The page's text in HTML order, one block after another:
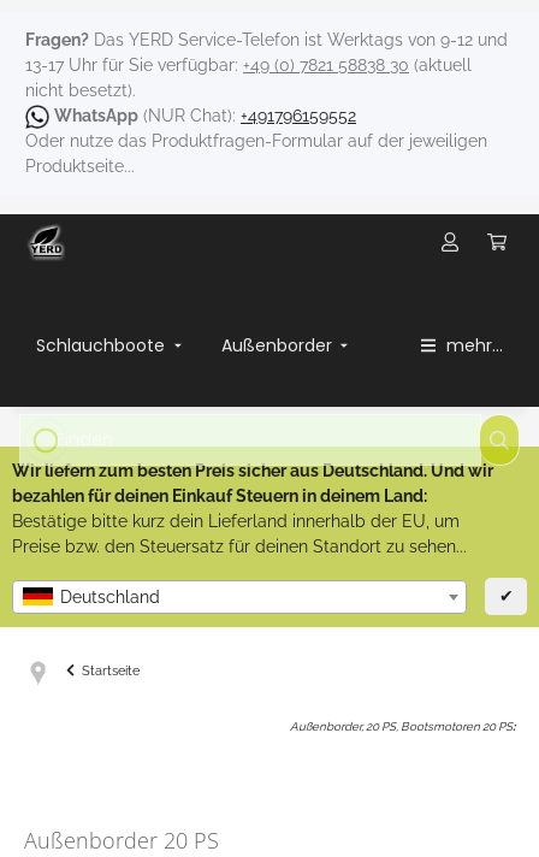
Fragen? Das YERD Service-Telefon ist Werktags von 9-12 und
13-17 Uhr für Sie verfügbar: +49 (0) 7821 58838 30 (aktuell
nicht besetzt).
WhatsApp (NUR Chat): +491796159552
Oder nutze das Produktfragen-Formular auf der jeweiligen
Produktseite...
Schlauchboote Außenborder mehr...
Wir liefern zum besten Preis sicher aus Deutschland. Und wir
bezahlen für deinen Einkauf Steuern in deinem Land:
Bestätige bitte kurz dein Lieferland innerhalb der EU, um
Preise bzw. den Steuersatz für deinen Standort zu sehen...
Deutschland ✔
Startseite
Außenborder, 20 PS, Bootsmotoren 20 PS:
Außenborder 20 PS